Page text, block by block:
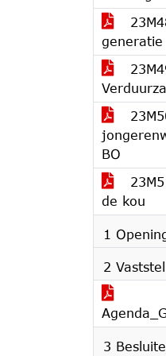
generatie
BO
de kou
1
2
3